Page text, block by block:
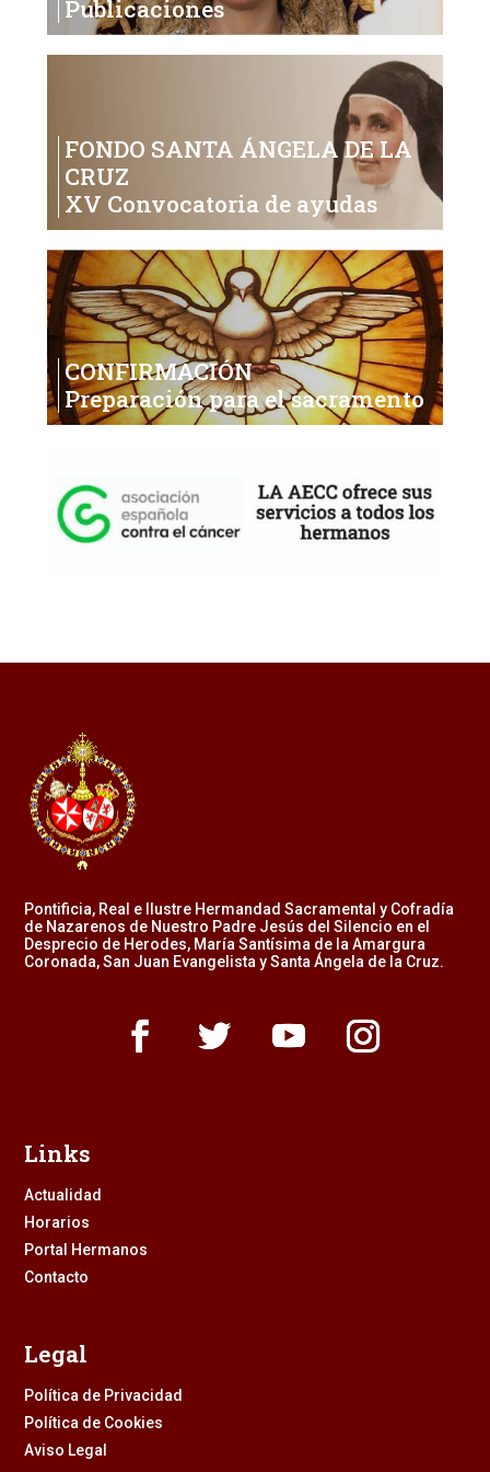
Publicaciones
FONDO SANTA ÁNGELA DE LA
CRUZ
XV Convocatoria de ayudas
CONFIRMACIÓN
Preparación para el sacramento
Pontificia, Real e Ilustre Hermandad Sacramental y Cofradía
de Nazarenos de Nuestro Padre Jesús del Silencio en el
Desprecio de Herodes, María Santísima de la Amargura
Coronada, San Juan Evangelista y Santa Ángela de la Cruz.
Links
Actualidad
Horarios
Portal Hermanos
Contacto
Legal
Política de Privacidad
Política de Cookies
Aviso Legal